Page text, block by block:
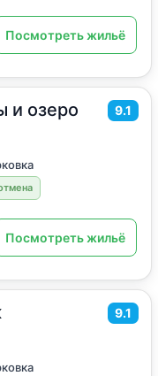
Посмотреть жильё
и озеро 9.1
Посмотреть жильё
9.1